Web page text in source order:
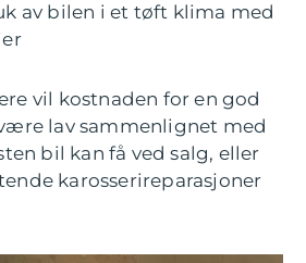
av bilen i et tøft klima med
vil kostnaden for en god
lav sammenlignet med
bil kan få ved salg, eller
karosserireparasjoner